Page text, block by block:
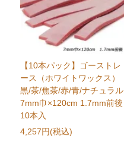
【10本パック】ゴーストレ
ース（ホワイトワックス）
黒/茶/焦茶/赤/青/ナチュラル
7mm巾×120cm 1.7mm前後
10本入
4,257円(税込)